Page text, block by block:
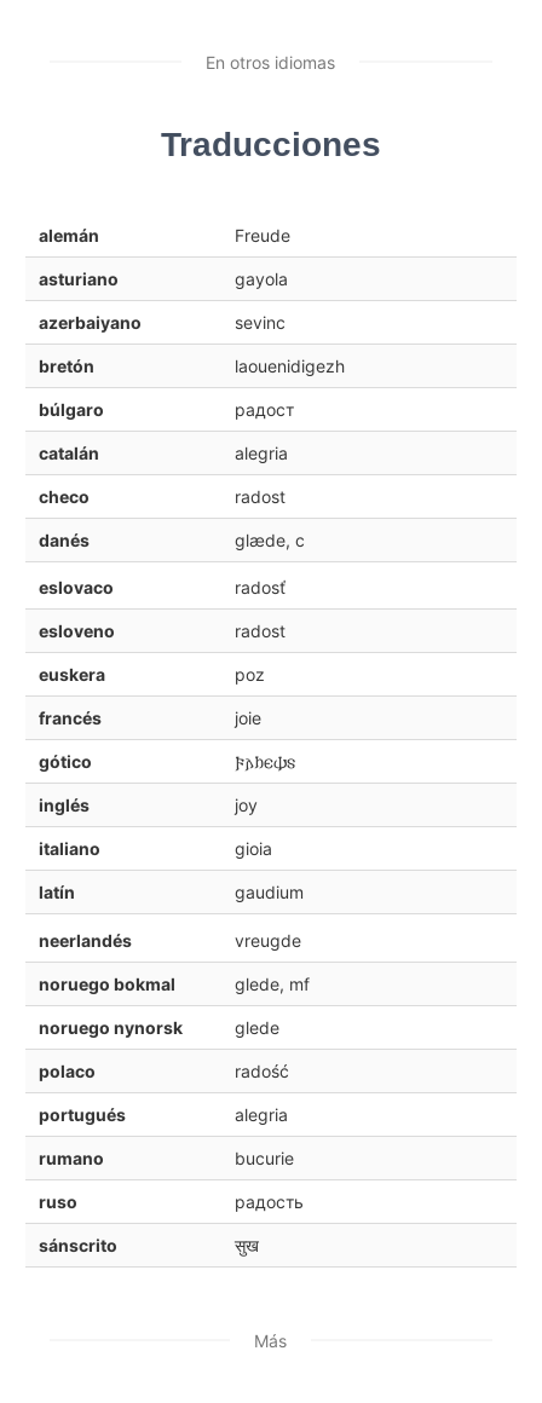
En otros idiomas
Traducciones
alemán Freude
asturiano gayola
azerbaiyano sevinc
bretón laouenidigezh
búlgaro радост
catalán alegria
checo radost
danés glæde, c
eslovaco radosť
esloveno radost
euskera poz
francés joie
gótico 𐍆𐌰𐌷𐌴𐌸𐍃
inglés joy
italiano gioia
latín gaudium
neerlandés vreugde
noruego bokmal glede, mf
noruego nynorsk glede
polaco radość
portugués alegria
rumano bucurie
ruso радость
sánscrito सुख
Más